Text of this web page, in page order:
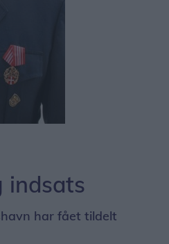
indsats
har fået tildelt